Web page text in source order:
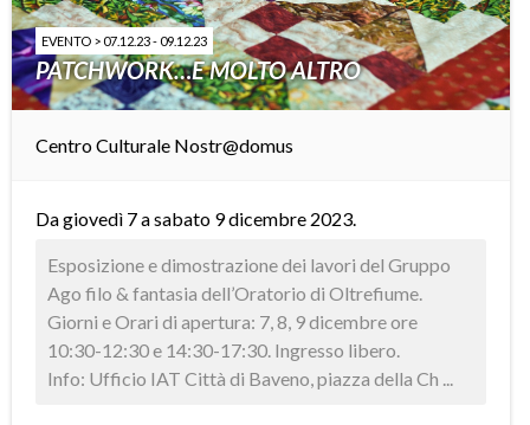
EVENTO > 07.12.23 - 09.12.23
PATCHWORK…E MOLTO ALTRO
Centro Culturale Nostr@domus
Da giovedì 7 a sabato 9 dicembre 2023.
Esposizione e dimostrazione dei lavori del Gruppo
Ago filo & fantasia dell’Oratorio di Oltrefiume.
Giorni e Orari di apertura: 7, 8, 9 dicembre ore
10:30-12:30 e 14:30-17:30. Ingresso libero.
Info: Ufficio IAT Città di Baveno, piazza della Ch ...